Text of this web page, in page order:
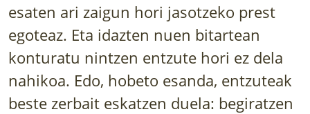
ALBISTEAK
LURRAREN AGENDA
AZOKA
esaten ari zaigun hori jasotzeko prest
egoteaz. Eta idazten nuen bitartean
konturatu nintzen entzute hori ez dela
nahikoa. Edo, hobeto esanda, entzuteak
beste zerbait eskatzen duela: begiratzen